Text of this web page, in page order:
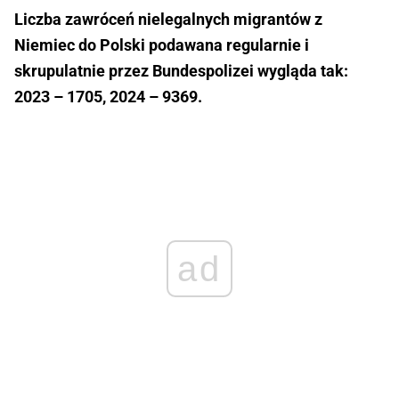
Liczba zawróceń nielegalnych migrantów z
Niemiec do Polski podawana regularnie i
skrupulatnie przez Bundespolizei wygląda tak:
2023 – 1705, 2024 – 9369.
ad